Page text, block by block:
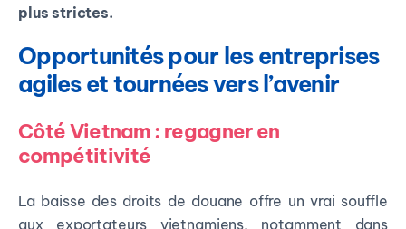
plus strictes.
Opportunités pour les entreprises
agiles et tournées vers l’avenir
Côté Vietnam : regagner en
compétitivité
La baisse des droits de douane offre un vrai souffle
aux exportateurs vietnamiens, notamment dans